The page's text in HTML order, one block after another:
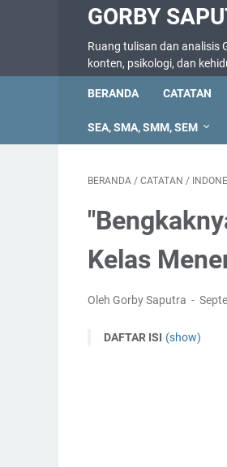
GORBY
Ruang tulisan dan analisis
konten, psikologi, dan
BERANDA CATATAN
SEA, SMA, SMM, SEM
BERANDA / CATATAN /
Kelas
Oleh Gorby Saputra
DAFTAR ISI (show)
Data dan Tren
Dampak pada